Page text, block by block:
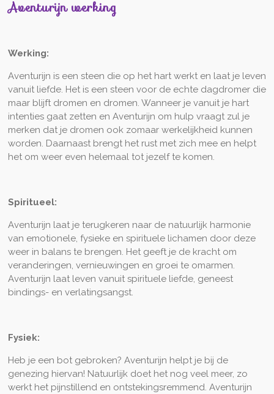
Aventurijn werking
Werking:
Aventurijn is een steen die op het hart werkt en laat je leven
vanuit liefde. Het is een steen voor de echte dagdromer die
maar blijft dromen en dromen. Wanneer je vanuit je hart
intenties gaat zetten en Aventurijn om hulp vraagt zul je
merken dat je dromen ook zomaar werkelijkheid kunnen
worden. Daarnaast brengt het rust met zich mee en helpt
het om weer even helemaal tot jezelf te komen.
Spiritueel:
Aventurijn laat je terugkeren naar de natuurlijk harmonie
van emotionele, fysieke en spirituele lichamen door deze
weer in balans te brengen. Het geeft je de kracht om
veranderingen, vernieuwingen en groei te omarmen.
Aventurijn laat leven vanuit spirituele liefde, geneest
bindings- en verlatingsangst.
Fysiek:
Heb je een bot gebroken? Aventurijn helpt je bij de
genezing hiervan! Natuurlijk doet het nog veel meer, zo
werkt het pijnstillend en ontstekingsremmend. Aventurijn